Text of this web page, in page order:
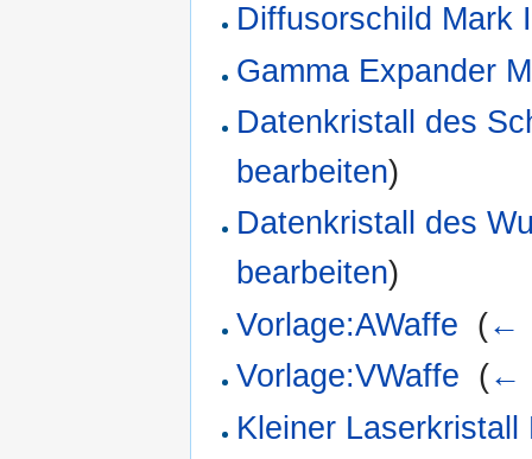
Diffusorschild Mark I
Gamma Expander
Datenkristall des
bearbeiten)
Datenkristall des
bearbeiten)
Vorlage:AWaffe (←
Vorlage:VWaffe (←
Kleiner Laserkristall